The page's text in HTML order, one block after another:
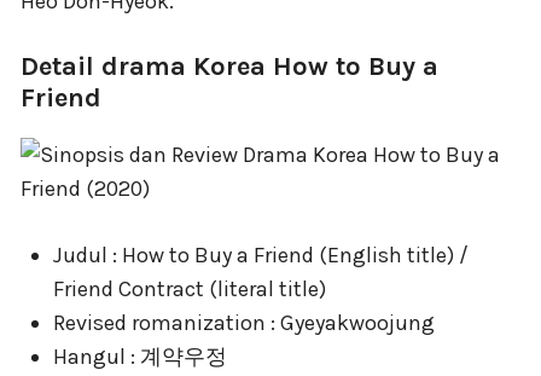
Detail drama Korea How to Buy a
Friend
Judul : How to Buy a Friend (English title) /
Friend Contract (literal title)
Revised romanization : Gyeyakwoojung
Hangul : 계약우정